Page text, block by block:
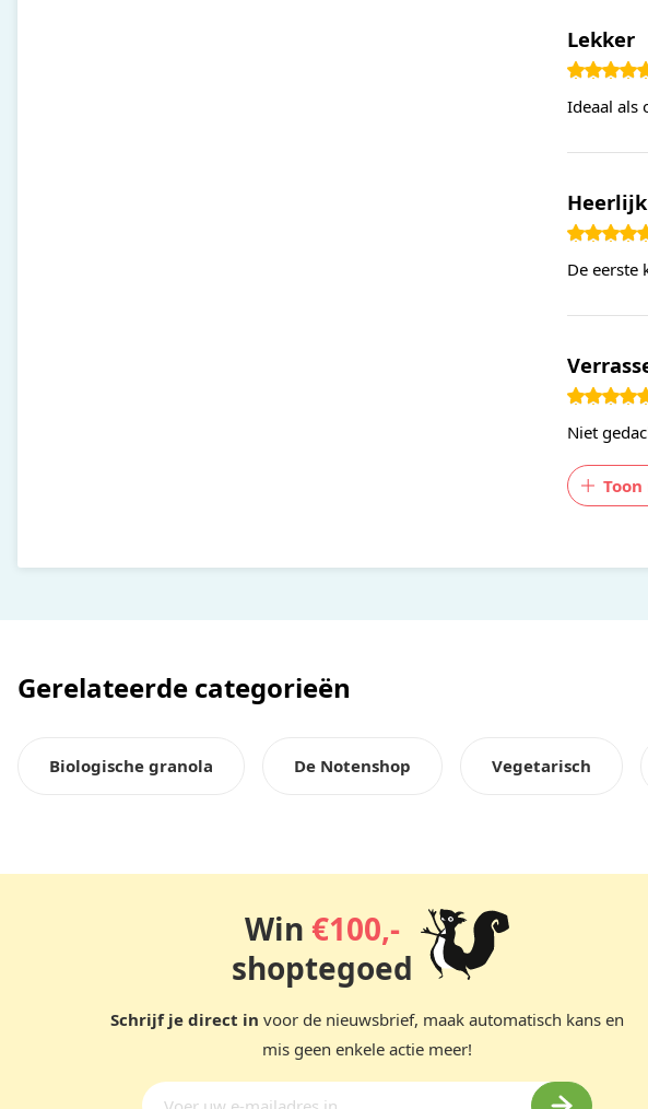
Lekker
Ideaal als
Heerlijk
De eerste
Niet
Gerelateerde categorieën
Biologische granola De Notenshop Vegetarisch
Win €100,-
shoptegoed
Schrijf je direct in voor de nieuwsbrief, maak automatisch kans en
mis geen enkele actie meer!